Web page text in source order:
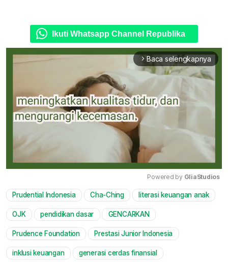
Ikuti Whatsapp Channel Republika
arrow_forward_ios Baca selengkapnya
Mute
Powered by GliaStudios
Prudential Indonesia Cha-Ching literasi keuangan anak
OJK pendidikan dasar GENCARKAN
Prudence Foundation Prestasi Junior Indonesia
inklusi keuangan generasi cerdas finansial